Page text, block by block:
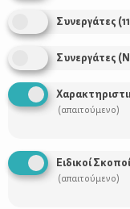
Πόσο
πατέρα στη
Συνεργάτες (
Συνεργάτες
(απαιτούμενο)
Ειδικοί Σκοποί
(απαιτούμενο)